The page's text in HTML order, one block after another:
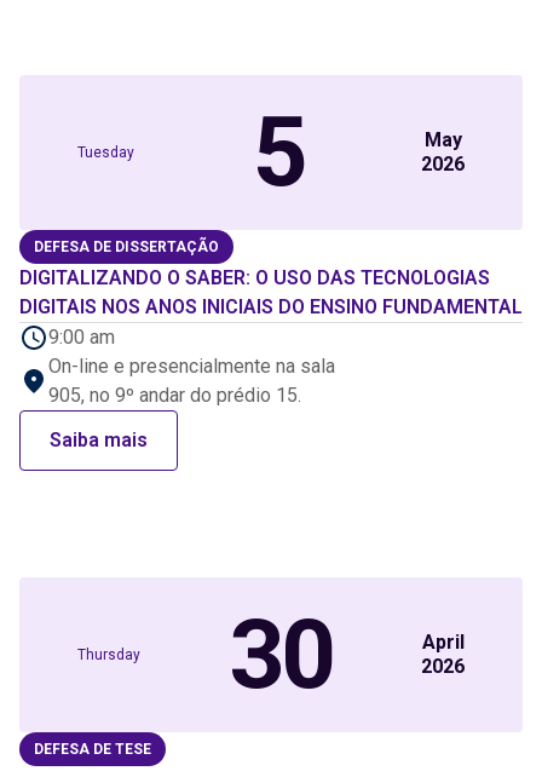
Tuesday 5
May
2026
DEFESA DE DISSERTAÇÃO
DIGITALIZANDO O SABER: O USO DAS TECNOLOGIAS
DIGITAIS NOS ANOS INICIAIS DO ENSINO FUNDAMENTAL
9:00 am
On-line e presencialmente na sala
905, no 9º andar do prédio 15.
Saiba mais
Thursday 30
April
2026
DEFESA DE TESE